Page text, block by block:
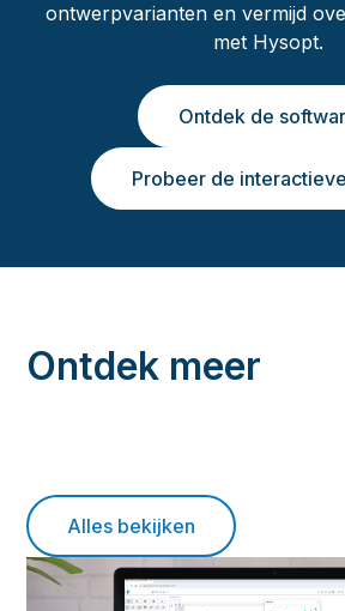
ontwerpvarianten en vermijd
met Hysopt.
Ontdek de
Probeer de
Ontdek meer
Alles bekijken